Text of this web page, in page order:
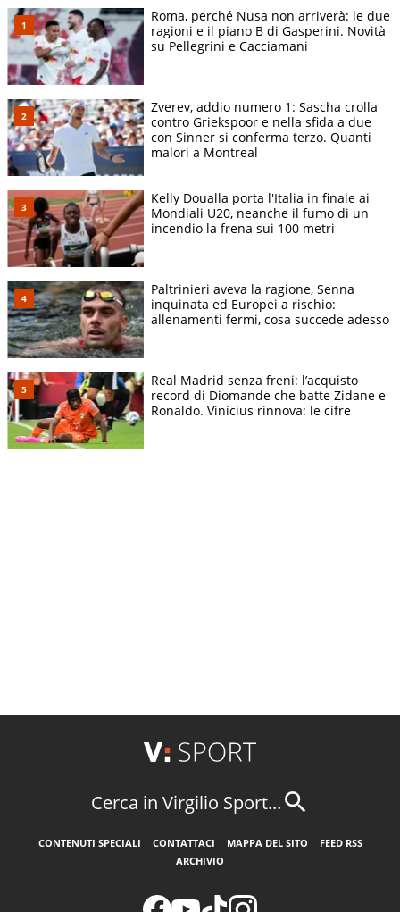
Roma, perché Nusa non arriverà: le due
ragioni e il piano B di Gasperini. Novità
su Pellegrini e Cacciamani
Zverev, addio numero 1: Sascha crolla
contro Griekspoor e nella sfida a due
con Sinner si conferma terzo. Quanti
malori a Montreal
Kelly Doualla porta l'Italia in finale ai
Mondiali U20, neanche il fumo di un
incendio la frena sui 100 metri
Paltrinieri aveva la ragione, Senna
inquinata ed Europei a rischio:
allenamenti fermi, cosa succede adesso
Real Madrid senza freni: l’acquisto
record di Diomande che batte Zidane e
Ronaldo. Vinicius rinnova: le cifre
Cerca in Virgilio Sport...
CONTENUTI SPECIALI CONTATTACI MAPPA DEL SITO
FEED RSS
ARCHIVIO